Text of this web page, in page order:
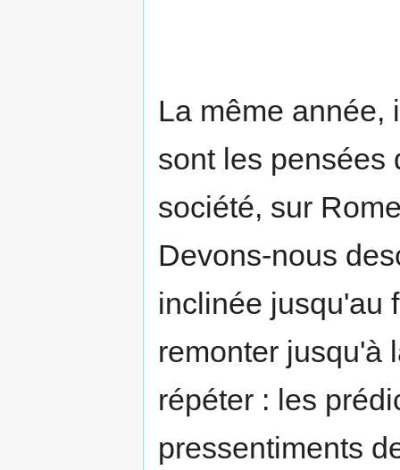
La même année,
sont les pensées
société, sur
Devons-nous
inclinée jusqu'au
remonter jusqu'à
répéter : les
pressentiments